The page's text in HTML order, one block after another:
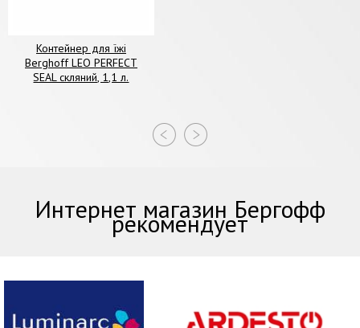
Контейнер для їжі
Berghoff LEO PERFECT
SEAL скляний, 1,1 л.
Интернет магазин Бергофф
рекомендует